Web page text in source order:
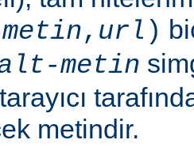
, url )
metin
metindir.